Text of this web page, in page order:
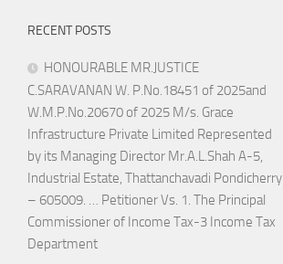
RECENT POSTS
HONOURABLE MR.JUSTICE
C.SARAVANAN W. P.No.18451 of 2025and
W.M.P.No.20670 of 2025 M/s. Grace
Infrastructure Private Limited Represented
by its Managing Director Mr.A.L.Shah A-5,
Industrial Estate, Thattanchavadi Pondicherry
– 605009. … Petitioner Vs. 1. The Principal
Commissioner of Income Tax-3 Income Tax
Department